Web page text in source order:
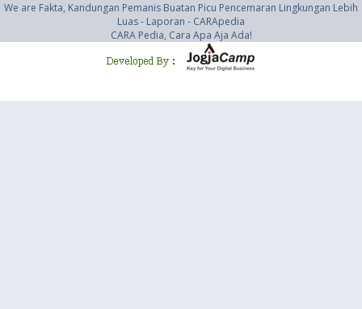
We are Fakta, Kandungan Pemanis Buatan Picu Pencemaran Lingkungan Lebih
Luas - Laporan - CARApedia
CARA Pedia, Cara Apa Aja Ada!